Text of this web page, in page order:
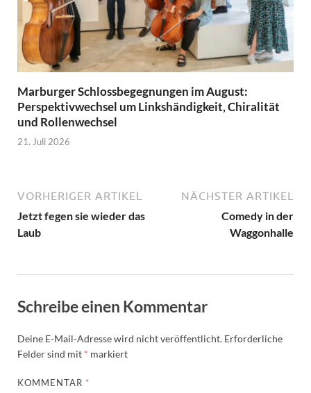
Marburger Schlossbegegnungen im August:
Perspektivwechsel um Linkshändigkeit, Chiralität
und Rollenwechsel
21. Juli 2026
VORHERIGER ARTIKEL
Jetzt fegen sie wieder das
Laub
NÄCHSTER ARTIKEL
Comedy in der
Waggonhalle
Schreibe einen Kommentar
Deine E-Mail-Adresse wird nicht veröffentlicht. Erforderliche
Felder sind mit * markiert
KOMMENTAR *